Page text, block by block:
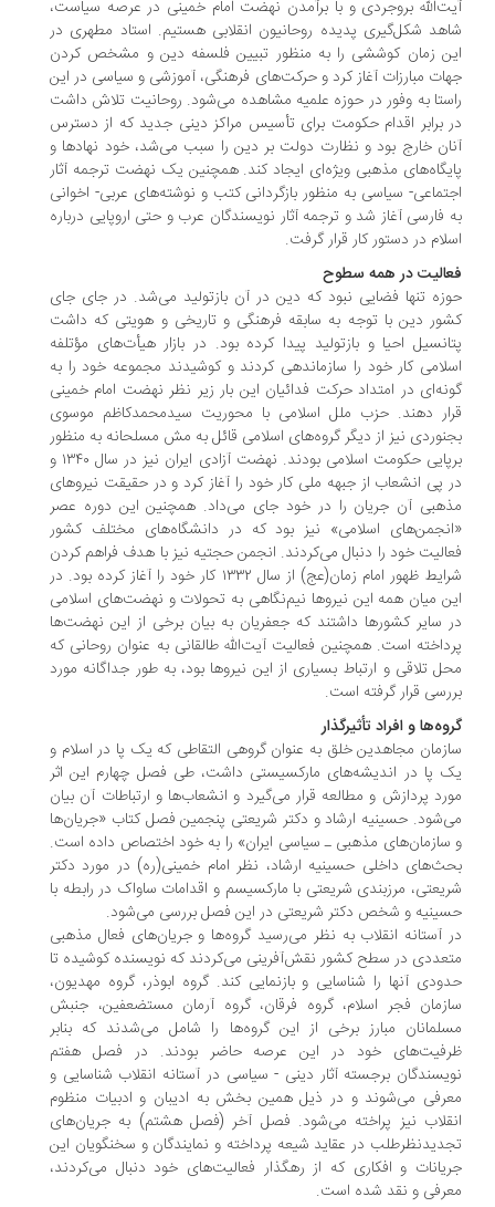
بروجردی و با برآمدن نهضت امام خمینی در عرصه سیاست،
شکل‌گیری پدیده روحانیون انقلابی هستیم. استاد مطهری در
زمان کوششی را به منظور تبیین فلسفه دین و مشخص کردن
مبارزات آغاز کرد و حرکت‌های فرهنگی، آموزشی و سیاسی در این
به وفور در حوزه علمیه مشاهده می‌شود. روحانیت تلاش داشت
برابر اقدام حکومت برای تأسیس مراکز دینی جدید که از دسترس
خارج بود و نظارت دولت بر دین را سبب می‌شد، خود نهادها و
مذهبی ویژه‌ای ایجاد کند. همچنین یک نهضت ترجمه آثار
سیاسی به منظور بازگردانی کتب و نوشته‌های عربی- اخوانی
فارسی آغاز شد و ترجمه آثار نویسندگان عرب و حتی اروپایی درباره
در دستور کار قرار گرفت.
در همه سطوح
تنها فضایی نبود که دین در آن بازتولید می‌شد. در جای جای
دین با توجه به سابقه فرهنگی و تاریخی و هویتی که داشت
احیا و بازتولید پیدا کرده بود. در بازار هیأت‌های مؤتلفه
کار خود را سازماندهی کردند و کوشیدند مجموعه خود را به
در امتداد حرکت فدائیان این بار زیر نظر نهضت امام خمینی
دهند. حزب ملل اسلامی با محوریت سیدمحمدکاظم موسوی
نیز از دیگر گروه‌های اسلامی قائل به مش مسلحانه به منظور
برپایی حکومت اسلامی بودند. نهضت آزادی ایران نیز در سال ۱۳۴۰ و
پی انشعاب از جبهه ملی کار خود را آغاز کرد و در حقیقت نیروهای
آن جریان را در خود جای می‌داد. همچنین این دوره عصر
اسلامی» نیز بود که در دانشگاه‌های مختلف کشور
خود را دنبال می‌کردند. انجمن حجتیه نیز با هدف فراهم کردن
شرایط ظهور امام زمان(عج) از سال ۱۳۳۲ کار خود را آغاز کرده بود. در
میان همه این نیروها نیم‌نگاهی به تحولات و نهضت‌های اسلامی
سایر کشورها داشتند که جعفریان به بیان برخی از این نهضت‌ها
است. همچنین فعالیت آیت‌الله طالقانی به عنوان روحانی که
تلاقی و ارتباط بسیاری از این نیروها بود، به طور جداگانه مورد
قرار گرفته است.
و افراد تأثیرگذار
مجاهدین خلق به عنوان گروهی التقاطی که یک پا در اسلام و
پا در اندیشه‌های مارکسیستی داشت، طی فصل چهارم این اثر
پردازش و مطالعه قرار می‌گیرد و انشعاب‌ها و ارتباطات آن بیان
حسینیه ارشاد و دکتر شریعتی پنجمین فصل کتاب «جریان‌ها
مذهبی ـ سیاسی ایران» را به خود اختصاص داده است.
داخلی حسینیه ارشاد، نظر امام خمینی(ره) در مورد دکتر
مرزبندی شریعتی با مارکسیسم و اقدامات ساواک در رابطه با
و شخص دکتر شریعتی در این فصل بررسی می‌شود.
آستانه انقلاب به نظر می‌رسید گروه‌ها و جریان‌های فعال مذهبی
در سطح کشور نقش‌آفرینی می‌کردند که نویسنده کوشیده تا
آنها را شناسایی و بازنمایی کند. گروه ابوذر، گروه مهدیون،
فجر اسلام، گروه فرقان، گروه آرمان مستضعفین، جنبش
مبارز برخی از این گروه‌ها را شامل می‌شدند که بنابر
خود در این عرصه حاضر بودند. در فصل هفتم
برجسته آثار دینی - سیاسی در آستانه انقلاب شناسایی و
می‌شوند و در ذیل همین بخش به ادیبان و ادبیات منظوم
نیز پراخته می‌شود. فصل آخر (فصل هشتم) به جریان‌های
در عقاید شیعه پرداخته و نمایندگان و سخنگویان این
و افکاری که از رهگذار فعالیت‌های خود دنبال می‌کردند،
و نقد شده است.